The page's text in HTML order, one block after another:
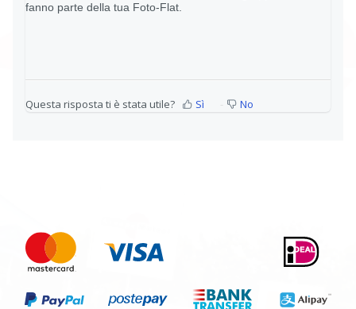
fanno parte della tua Foto-Flat.
Questa risposta ti è stata utile? Sì No